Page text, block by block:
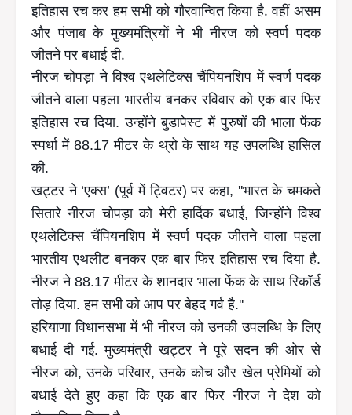
इतिहास रच कर हम सभी को गौरवान्वित किया है. वहीं असम
और पंजाब के मुख्यमंत्रियों ने भी नीरज को स्वर्ण पदक
जीतने पर बधाई दी.
नीरज चोपड़ा ने विश्व एथलेटिक्स चैंपियनशिप में स्वर्ण पदक
जीतने वाला पहला भारतीय बनकर रविवार को एक बार फिर
इतिहास रच दिया. उन्होंने बुडापेस्ट में पुरुषों की भाला फेंक
स्पर्धा में 88.17 मीटर के थ्रो के साथ यह उपलब्धि हासिल
की.
खट्टर ने ‘एक्स’ (पूर्व में ट्विटर) पर कहा, ''भारत के चमकते
सितारे नीरज चोपड़ा को मेरी हार्दिक बधाई, जिन्होंने विश्व
एथलेटिक्स चैंपियनशिप में स्वर्ण पदक जीतने वाला पहला
भारतीय एथलीट बनकर एक बार फिर इतिहास रच दिया है.
नीरज ने 88.17 मीटर के शानदार भाला फेंक के साथ रिकॉर्ड
तोड़ दिया. हम सभी को आप पर बेहद गर्व है.''
हरियाणा विधानसभा में भी नीरज को उनकी उपलब्धि के लिए
बधाई दी गई. मुख्यमंत्री खट्टर ने पूरे सदन की ओर से
नीरज को, उनके परिवार, उनके कोच और खेल प्रेमियों को
बधाई देते हुए कहा कि एक बार फिर नीरज ने देश को